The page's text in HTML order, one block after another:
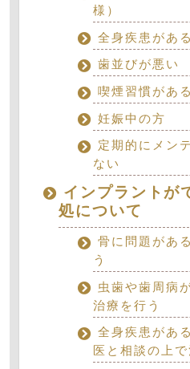
様）
全身疾患がある
歯並びが悪い
喫煙習慣がある
妊娠中の方
定期的にメン
ない
インプラントが
処について
骨に問題があ
う
虫歯や歯周病
治療を行う
全身疾患があ
医と相談の上で